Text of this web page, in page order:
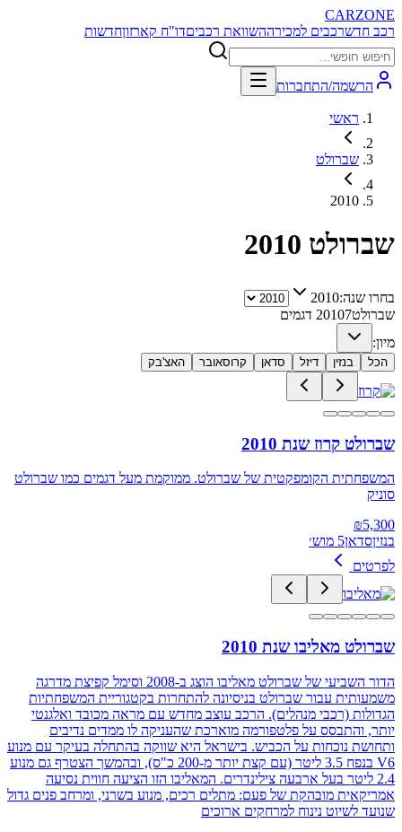
CARZONE
רכב חדשרכבים למכירההשוואת רכביםדו"ח קארזוןחדשות
הרשמה/התחברות
ראשי
שברולט
2010
שברולט 2010
בחרו שנה:2010
שברולט 20107
דגמים
מיון:
הכל בנזין דיזל סדאן קרוסאובר האצ'בק
שברולט קרוז שנת 2010
המשפחתית הקומפקטית של שברולט. ממוקמת מעל דגמים כמו שברולט
סוניק
₪5,300
בנזיןסדאן5 מוש׳
לפרטים
שברולט מאליבו שנת 2010
הדור השביעי של שברולט מאליבו הוצג ב-2008 וסימל קפיצת מדרגה
משמעותית עבור שברולט בניסיונה להתחרות בקטגוריית המשפחתיות
הגדולות (רכבי מנהלים). הרכב עוצב מחדש עם מראה מכובד ואלגנטי
יותר, והתבסס על פלטפורמה מוארכת שהעניקה לו ממדים נדיבים
ותחושת נוכחות על הכביש. בישראל היא שווקה בהתחלה בעיקר עם מנוע
V6 בנפח 3.5 ליטר (עם קצת יותר מ-200 כ"ס), ובהמשך הצטרף גם מנוע
2.4 ליטר בעל ארבעה צילינדרים. המאליבו הזו הציעה חווית נסיעה
אמריקאית מובהקת של פעם: מתלים רכים, מנוע בשרני, ומרחב פנים גדול
שנועד לשיוט נינוח למרחקים ארוכים